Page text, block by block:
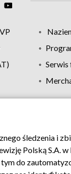
Pomoc Biuro
śledzenia i
Polską S.A.
do